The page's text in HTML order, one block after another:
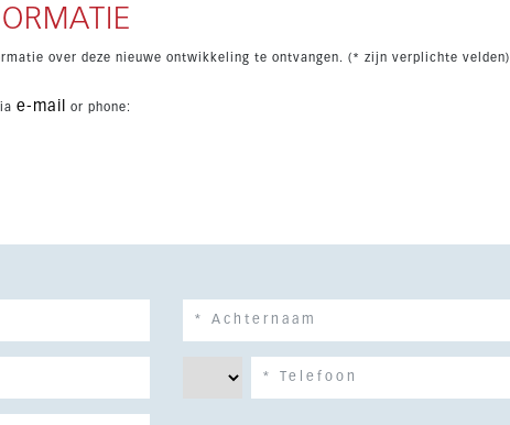
over deze nieuwe ontwikkeling te ontvangen. (* zijn verplichte velden)
e-mail or phone: